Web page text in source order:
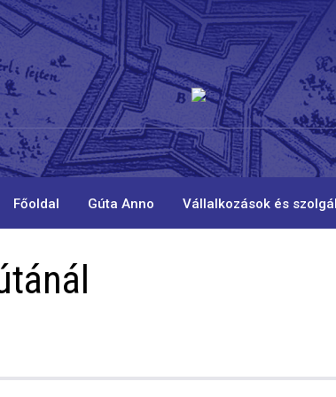
Főoldal Gúta Anno Vállalkozások és